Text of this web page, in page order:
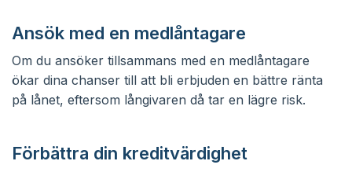
Ansök med en medlåntagare
Om du ansöker tillsammans med en medlåntagare
ökar dina chanser till att bli erbjuden en bättre ränta
på lånet, eftersom långivaren då tar en lägre risk.
Förbättra din kreditvärdighet